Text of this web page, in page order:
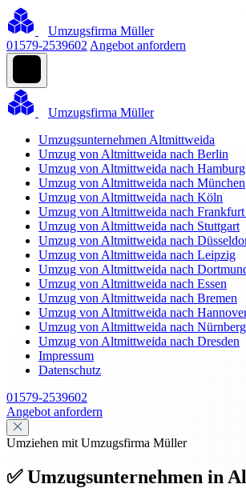
Umzugsfirma Müller
01579-2539602 Angebot anfordern
Umzugsfirma Müller
Umzugsunternehmen Altmittweida
Umzug von Altmittweida nach Berlin
Umzug von Altmittweida nach Hamburg
Umzug von Altmittweida nach München
Umzug von Altmittweida nach Köln
Umzug von Altmittweida nach
Umzug von Altmittweida nach Stuttgart
Umzug von Altmittweida nach
Umzug von Altmittweida nach Leipzig
Umzug von Altmittweida nach
Umzug von Altmittweida nach Essen
Umzug von Altmittweida nach Bremen
Umzug von Altmittweida nach
Umzug von Altmittweida nach Nürnberg
Umzug von Altmittweida nach Dresden
Impressum
Datenschutz
01579-2539602
Angebot anfordern
Umziehen mit Umzugsfirma Müller
✅ Umzugsunternehmen in